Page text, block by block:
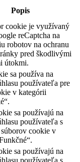
Popis
cookie je využívaný
reCaptcha na
robotov na ochranu
pred škodlivými
útokmi.
sa používa na
používateľa pre
v kategórii
sa používajú na
používateľa s
cookie v
sa používajú na
používateľa s